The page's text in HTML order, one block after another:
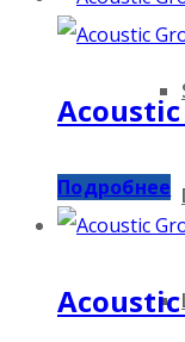
Подробнее